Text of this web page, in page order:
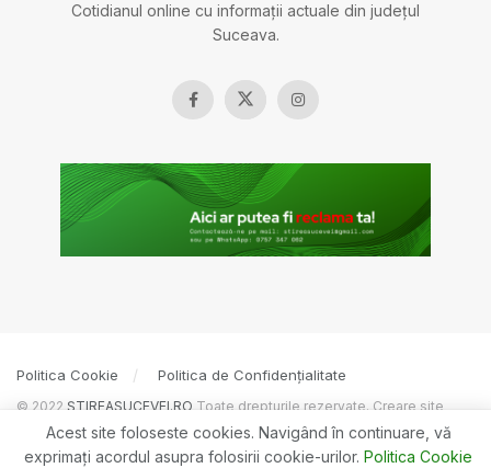
Cotidianul online cu informații actuale din județul
Suceava.
Politica Cookie Politica de Confidențialitate
© 2022 ȘTIREASUCEVEI.RO Toate drepturile rezervate. Creare site
BOSSNET
Acest site foloseste cookies. Navigând în continuare, vă
exprimaţi acordul asupra folosirii cookie-urilor. Politica Cookie